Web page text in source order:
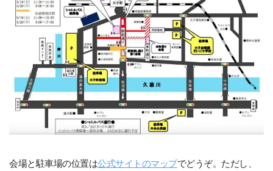
会場と駐車場の位置は公式サイトのマップでどうぞ。ただし、